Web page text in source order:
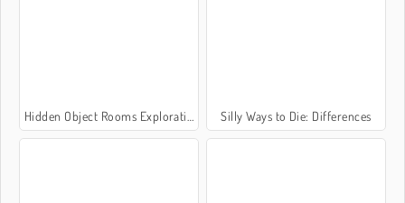
Hidden Object Rooms Exploration Silly Ways to Die: Differences